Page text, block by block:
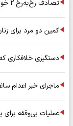
تصادف رخ‌به‌رخ ۲ خودرو سمند/ ۴ سرنشین جان باختند
کمین دو مرد برای
دستگیری
ماجرای خبر اعدام
عملیات بی‌وقفه برای